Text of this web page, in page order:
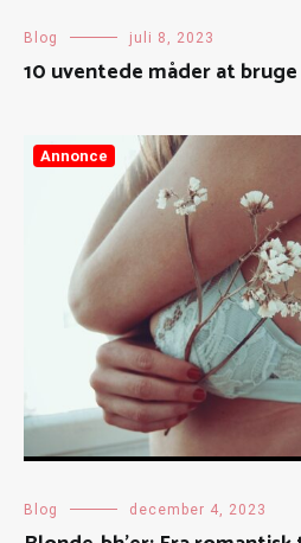
Blog juli 8, 2023
10 uventede måder at
Annonce
Blog december 4, 2023